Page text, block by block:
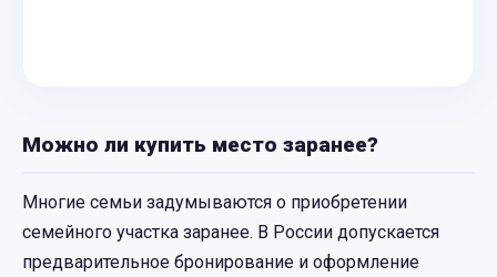
Можно ли купить место заранее?
Многие семьи задумываются о приобретении
семейного участка заранее. В России допускается
предварительное бронирование и оформление